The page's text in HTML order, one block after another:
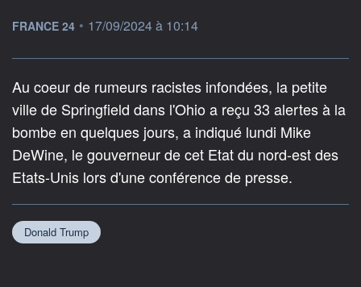
information fournie par
FRANCE 24 • 17/09/2024 à 10:14
Au coeur de rumeurs racistes infondées, la petite
ville de Springfield dans l'Ohio a reçu 33 alertes à la
bombe en quelques jours, a indiqué lundi Mike
DeWine, le gouverneur de cet Etat du nord-est des
Etats-Unis lors d'une conférence de presse.
Donald Trump